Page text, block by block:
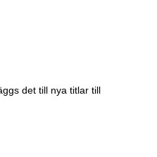
det till nya titlar till